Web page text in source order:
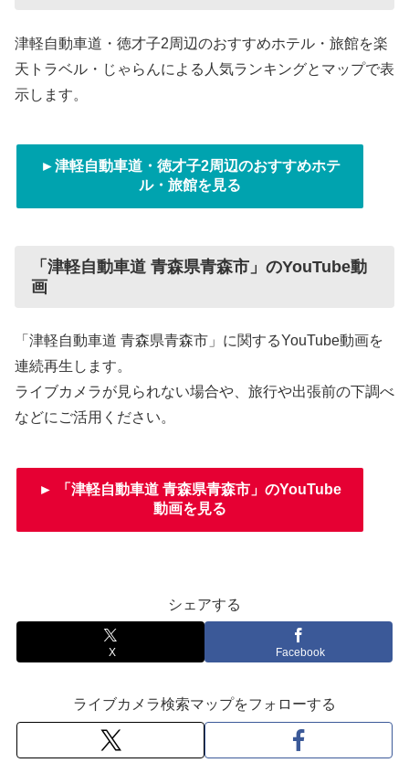
津軽自動車道・徳才子2周辺のおすすめホテル・旅館を楽
天トラベル・じゃらんによる人気ランキングとマップで表
示します。
►津軽自動車道・徳才子2周辺のおすすめホテ
ル・旅館を見る
「津軽自動車道 青森県青森市」のYouTube動
画
「津軽自動車道 青森県青森市」に関するYouTube動画を
連続再生します。
ライブカメラが見られない場合や、旅行や出張前の下調べ
などにご活用ください。
► 「津軽自動車道 青森県青森市」のYouTube
動画を見る
シェアする
X Facebook
ライブカメラ検索マップをフォローする